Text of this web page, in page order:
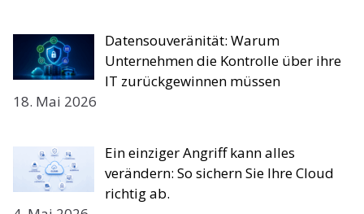
Datensouveränität: Warum
Unternehmen die Kontrolle über ihre
IT zurückgewinnen müssen
18. Mai 2026
Ein einziger Angriff kann alles
verändern: So sichern Sie Ihre Cloud
richtig ab.